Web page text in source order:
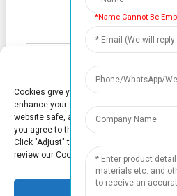
MENSAJE:
*Name Cannot Be
Manage Cookie
Cookies give you a personalized
enhance your experience using our
website safe, and assist in our marketing
you agree to the storing of cookies on
Click "Adjust" to adjust your cookie
review our Cookies Policy.